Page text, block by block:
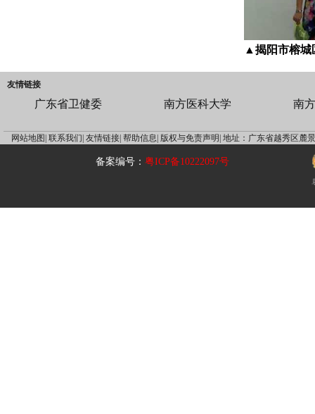
▲揭阳市榕城
友情链接
广东省卫健委 南方医科大学 南
网站地图| 联系我们| 友情链接| 帮助信息| 版权与免责声明| 地址：广东省越秀区麓
备案编号：粤ICP备10222097号